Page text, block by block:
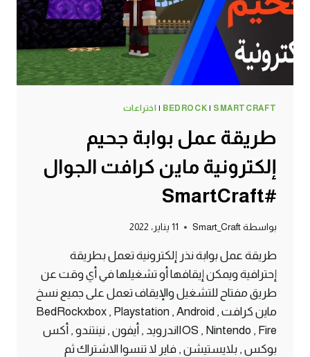
BEDROCK | SMARTCRAFT
| اختراعات
طريقة عمل بوابة جحيم
إلكترونية ماين كرافت الجوال
#SmartCraft
بواسطة Smart_Craft 11 يناير، 2022
طريقة عمل بوابة نذر إلكترونية تعمل بطريقة
إحترافية ويمكن إيقافها أو تشغيلها في أي وقت عن
طريق مفتاح للتشغيل والإيقاف تعمل على جميع نسخ
ماين كرافت BedRockxbox , Playstation , Android ,
IOS , Nintendo , Fireاندرويد , أيفون , نينتندو , أكس
بوكس , بلايستيشن , فاير لا تنسوا الاشتراك ثم